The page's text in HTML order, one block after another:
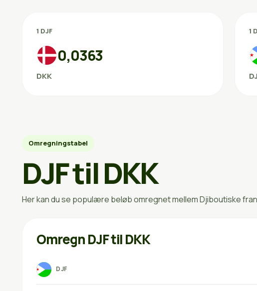
1 DJF
0,0363
DKK
1
Omregningstabel
DJF til DKK
Her kan du se populære beløb omregnet mellem Djiboutiske
Omregn DJF til DKK
DJF